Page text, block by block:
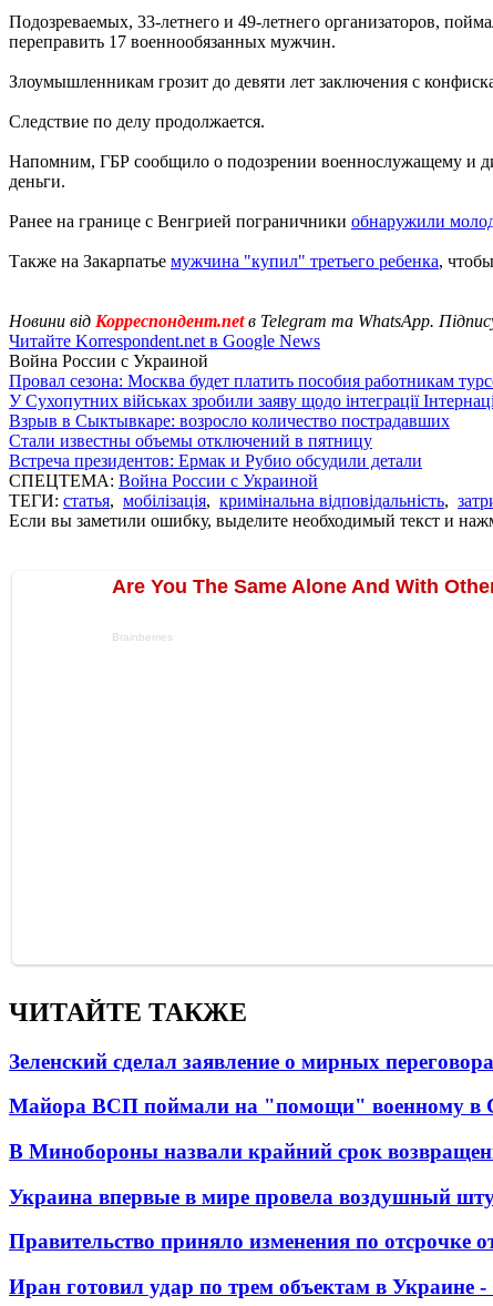
Подозреваемых, 33-летнего и 49-летнего организаторов,
переправить 17 военнообязанных мужчин.
Злоумышленникам грозит до девяти лет заключения с
Следствие по делу продолжается.
Напомним, ГБР сообщило о подозрении военнослужащему и
деньги.
Ранее на границе с Венгрией пограничники обнаружили
Также на Закарпатье мужчина "купил" третьего ребенка,
Новини від Корреспондент.netв Telegram та WhatsApp.
Читайте Korrespondent.net в Google News
Война России с Украиной
Провал сезона: Москва будет платить пособия работникам
У Сухопутних військах зробили заяву щодо інтеграції
Взрыв в Сыктывкаре: возросло количество пострадавших
Стали известны объемы отключений в пятницу
Встреча президентов: Ермак и Рубио обсудили детали
СПЕЦТЕМА: Война России с Украиной
ТЕГИ: статья, мобілізація, кримінальна відповідальність,
Если вы заметили ошибку, выделите необходимый текст и
ЧИТАЙТЕ ТАКЖЕ
Зеленский сделал заявление о мирных
Майора ВСП поймали на "помощи" военному
В Минобороны назвали крайний срок
Украина впервые в мире провела воздушный
Правительство приняло изменения по отсрочке
Иран готовил удар по трем объектам в